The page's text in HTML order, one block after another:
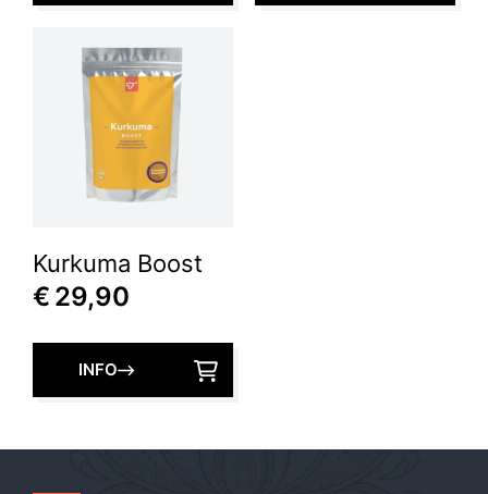
Kurkuma Boost
€ 29,90
INFO